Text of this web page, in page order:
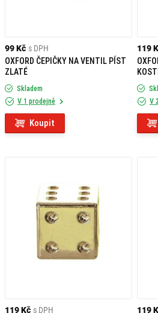
99 Kč s DPH
OXFORD ČEPIČKY NA VENTIL PÍST
ZLATÉ
Skladem
V 1 prodejně
Koupit
119
V
119 Kč s DPH 119